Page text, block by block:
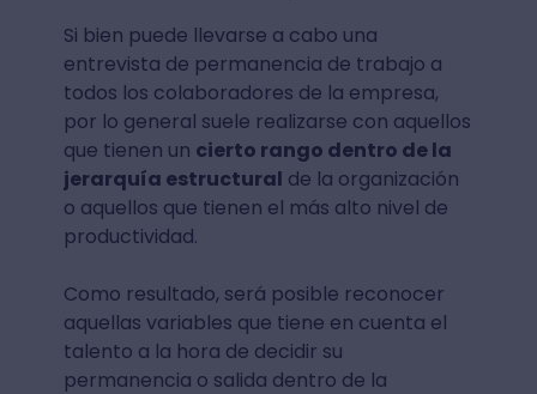
Si bien puede llevarse a cabo una
entrevista de permanencia de trabajo a
todos los colaboradores de la empresa,
por lo general suele realizarse con aquellos
que tienen un cierto rango dentro de la
jerarquía estructural de la organización
o aquellos que tienen el más alto nivel de
productividad.
Como resultado, será posible reconocer
aquellas variables que tiene en cuenta el
talento a la hora de decidir su
permanencia o salida dentro de la